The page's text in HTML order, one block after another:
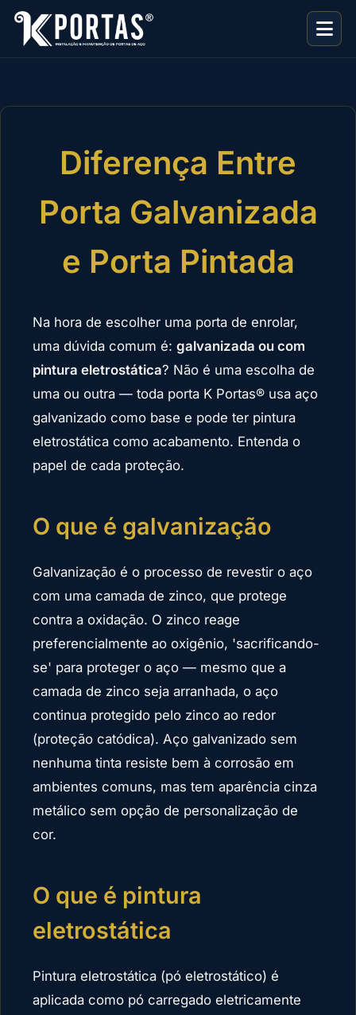
Diferença Entre
Porta Galvanizada
e Porta Pintada
Na hora de escolher uma porta de enrolar,
uma dúvida comum é: galvanizada ou com
pintura eletrostática? Não é uma escolha de
uma ou outra — toda porta K Portas® usa aço
galvanizado como base e pode ter pintura
eletrostática como acabamento. Entenda o
papel de cada proteção.
O que é galvanização
Galvanização é o processo de revestir o aço
com uma camada de zinco, que protege
contra a oxidação. O zinco reage
preferencialmente ao oxigênio, 'sacrificando-
se' para proteger o aço — mesmo que a
camada de zinco seja arranhada, o aço
continua protegido pelo zinco ao redor
(proteção catódica). Aço galvanizado sem
nenhuma tinta resiste bem à corrosão em
ambientes comuns, mas tem aparência cinza
metálico sem opção de personalização de
cor.
O que é pintura
eletrostática
Pintura eletrostática (pó eletrostático) é
aplicada como pó carregado eletricamente